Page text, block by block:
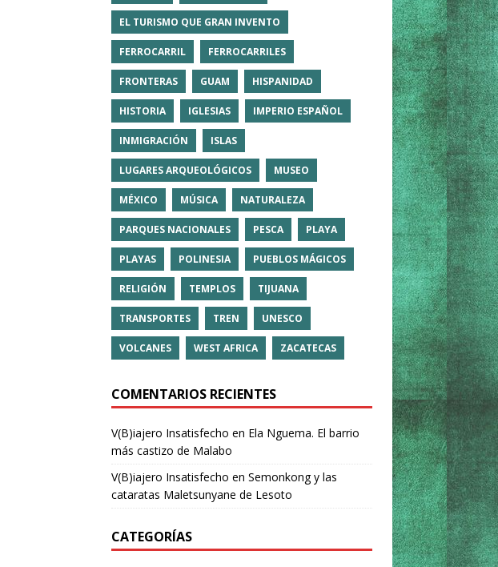
EL TURISMO QUE GRAN INVENTO
FERROCARRIL FERROCARRILES
FRONTERAS GUAM HISPANIDAD
HISTORIA IGLESIAS IMPERIO ESPAÑOL
INMIGRACIÓN ISLAS
LUGARES ARQUEOLÓGICOS MUSEO
MÉXICO MÚSICA NATURALEZA
PARQUES NACIONALES PESCA PLAYA
PLAYAS POLINESIA PUEBLOS MÁGICOS
RELIGIÓN TEMPLOS TIJUANA
TRANSPORTES TREN UNESCO
VOLCANES WEST AFRICA ZACATECAS
COMENTARIOS RECIENTES
V(B)iajero Insatisfecho en Ela Nguema. El barrio
más castizo de Malabo
V(B)iajero Insatisfecho en Semonkong y las
cataratas Maletsunyane de Lesoto
CATEGORÍAS